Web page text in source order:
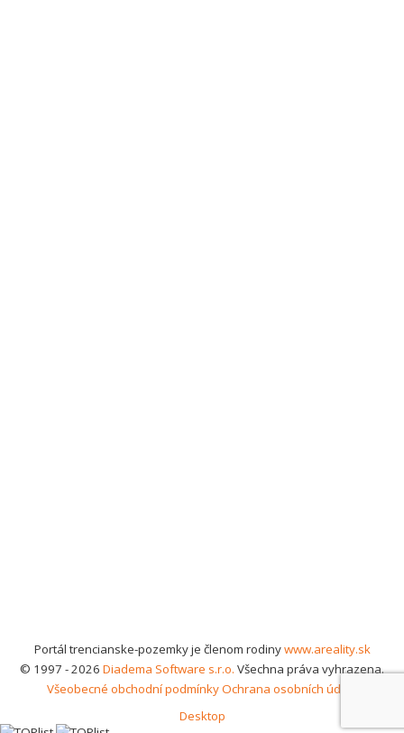
Portál trencianske-pozemky je členom rodinywww.areality.sk
© 1997 - 2026 Diadema Software s.r.o. Všechna práva vyhrazena.
Všeobecné obchodní podmínkyOchrana osobních údajů
Desktop